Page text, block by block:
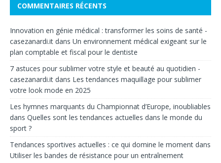
COMMENTAIRES RÉCENTS
Innovation en génie médical : transformer les soins de santé -
casezanardi.it dans Un environnement médical exigeant sur le
plan comptable et fiscal pour le dentiste
7 astuces pour sublimer votre style et beauté au quotidien -
casezanardi.it dans Les tendances maquillage pour sublimer
votre look mode en 2025
Les hymnes marquants du Championnat d’Europe, inoubliables
dans Quelles sont les tendances actuelles dans le monde du
sport ?
Tendances sportives actuelles : ce qui domine le moment dans
Utiliser les bandes de résistance pour un entraînement